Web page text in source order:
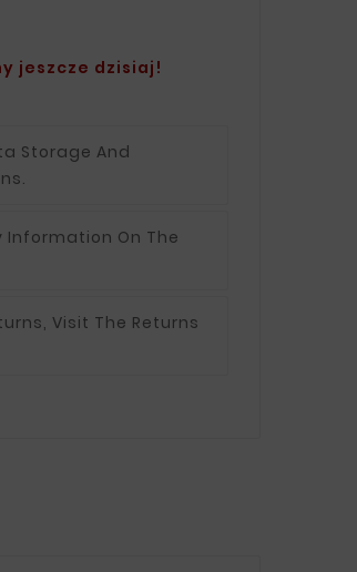
jeszcze dzisiaj!
Storage And
Information On The
Visit The Returns